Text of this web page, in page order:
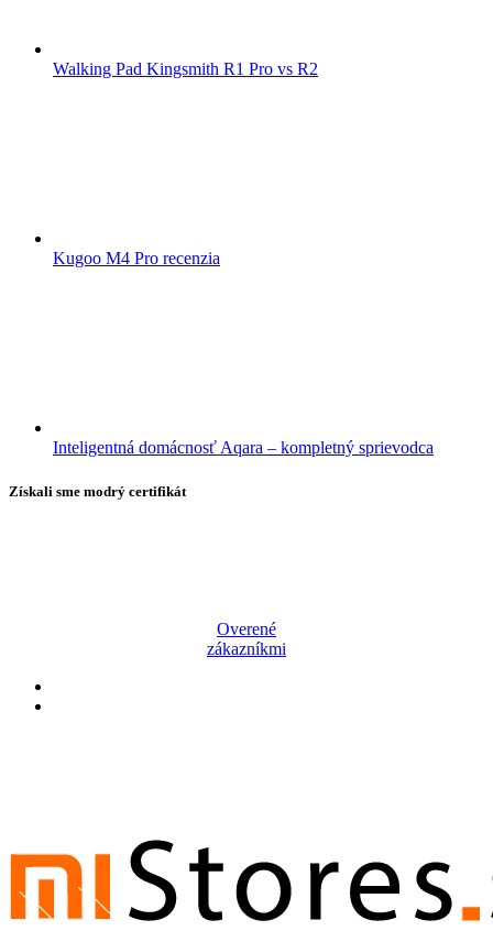
Walking Pad Kingsmith R1 Pro vs R2
Kugoo M4 Pro recenzia
Inteligentná domácnosť Aqara – kompletný sprievodca
Získali sme modrý certifikát
Overené
zákazníkmi